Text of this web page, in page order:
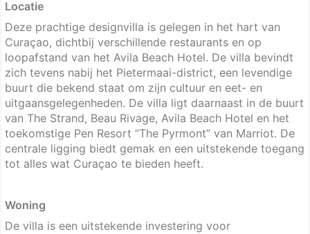
Locatie
Deze prachtige designvilla is gelegen in het hart van
Curaçao, dichtbij verschillende restaurants en op
loopafstand van het Avila Beach Hotel. De villa bevindt
zich tevens nabij het Pietermaai-district, een levendige
buurt die bekend staat om zijn cultuur en eet- en
uitgaansgelegenheden. De villa ligt daarnaast in de buurt
van The Strand, Beau Rivage, Avila Beach Hotel en het
toekomstige Pen Resort “The Pyrmont” van Marriot. De
centrale ligging biedt gemak en een uitstekende toegang
tot alles wat Curaçao te bieden heeft.
Woning
De villa is een uitstekende investering voor